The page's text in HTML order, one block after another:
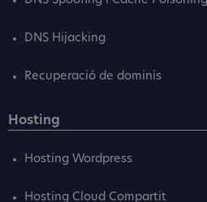
DNS Hijacking
Recuperació de dominis
Hosting
Hosting Wordpress
Hosting Cloud Compartit